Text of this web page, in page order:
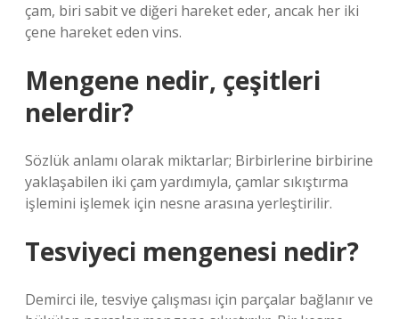
çam, biri sabit ve diğeri hareket eder, ancak her iki
çene hareket eden vins.
Mengene nedir, çeşitleri
nelerdir?
Sözlük anlamı olarak miktarlar; Birbirlerine birbirine
yaklaşabilen iki çam yardımıyla, çamlar sıkıştırma
işlemini işlemek için nesne arasına yerleştirilir.
Tesviyeci mengenesi nedir?
Demirci ile, tesviye çalışması için parçalar bağlanır ve